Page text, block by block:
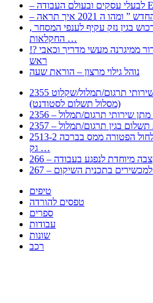
ה 2021 איך תראה
, התעשייה , פיצויי מס רכוש בגין נזק עקיף לענפי המסחר
החקלאות …
!? איך להפרד מהמיגרנה לשחרור ממיגרנה מעשי מדריך וכאבי
ראש
נוהל גילוי מרצון – הוראת שעה
2355 דרישה לתשלום עבור מתן שירותי תרגום/תמלול/שקלוט
(מסלול תשלום לסטודנט)
מתן שירותי תרגום/תמלול
תשלום בגין תרגום/תמלול
2513-2 טופס חדש הצהרה על העברה לחול הפטורה ממס בברכה
גק …
קצבה מיוחדת לנפגע בעבודה
למכשירים בתכנית השיקום
טיפים
טפסים להורדה
ספרים
עבודות
שונות
רכב